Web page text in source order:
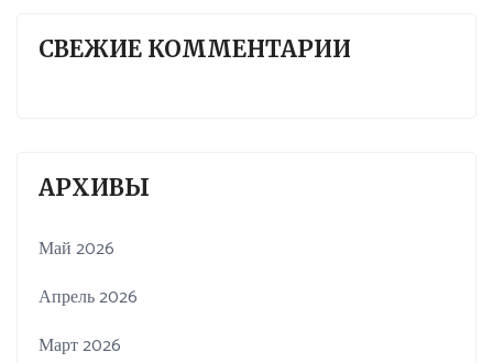
СВЕЖИЕ КОММЕНТАРИИ
АРХИВЫ
Май 2026
Апрель 2026
Март 2026